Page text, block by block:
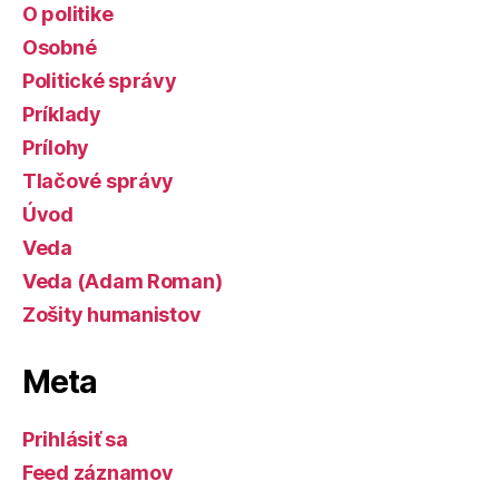
O politike
Osobné
Politické správy
Príklady
Prílohy
Tlačové správy
Úvod
Veda
Veda (Adam Roman)
Zošity humanistov
Meta
Prihlásiť sa
Feed záznamov